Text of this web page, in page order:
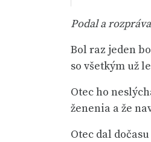
Podal a
Bol raz jeden
so všetkým už
Otec ho
ženenia a že
Otec dal